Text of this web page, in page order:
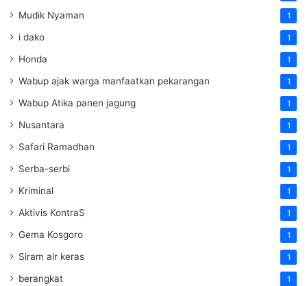
Mudik Nyaman 1
i dako 1
Honda 1
Wabup ajak warga manfaatkan pekarangan 1
Wabup Atika panen jagung 1
Nusantara 1
Safari Ramadhan 1
Serba-serbi 1
Kriminal 1
Aktivis KontraS 1
Gema Kosgoro 1
Siram air keras 1
berangkat 1